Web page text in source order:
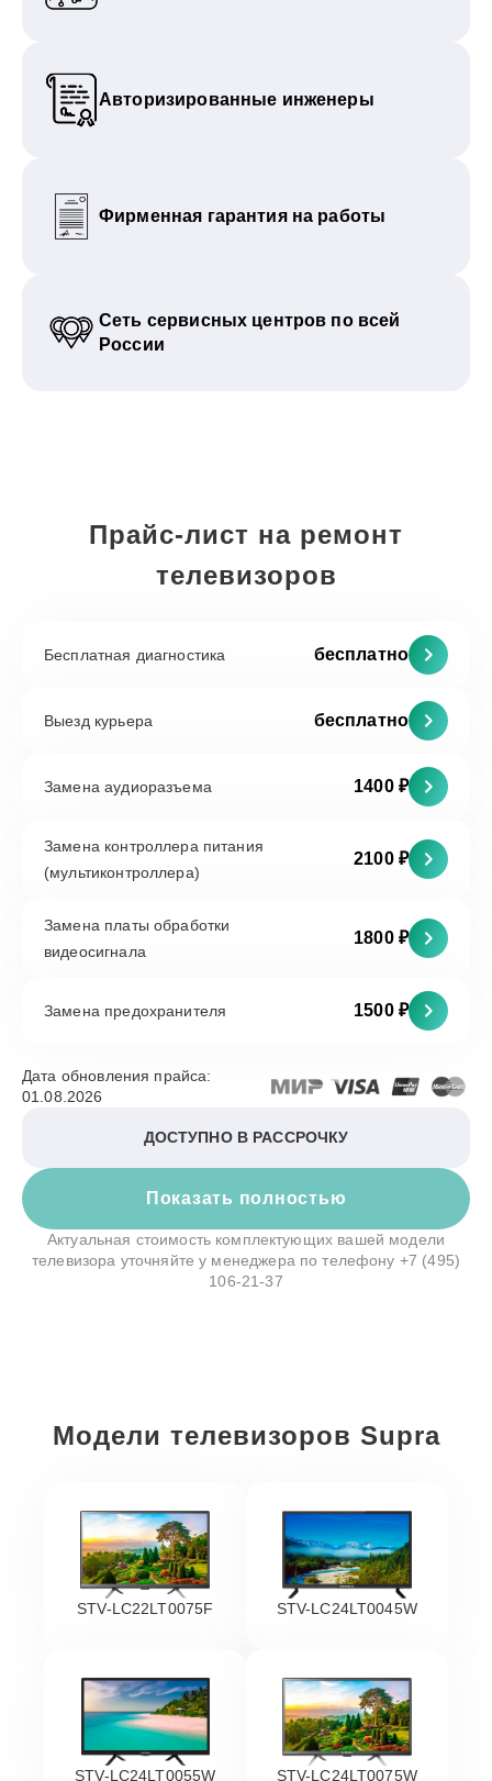
Авторизированные инженеры
Фирменная гарантия на работы
Сеть сервисных центров по всей
России
Прайс-лист на ремонт
телевизоров
Бесплатная диагностика бесплатно
Выезд курьера бесплатно
Замена аудиоразъема 1400 ₽
Замена контроллера питания
(мультиконтроллера)
2100 ₽
Замена платы обработки
видеосигнала
1800 ₽
Замена предохранителя 1500 ₽
Показать полностью
Дата обновления прайса:
01.08.2026
ДОСТУПНО В РАССРОЧКУ
Актуальная стоимость комплектующих вашей модели
телевизора уточняйте у менеджера по телефону +7 (495)
106-21-37
Модели телевизоров Supra
STV-LC22LT0075F STV-LC24LT0045W
STV-LC24LT0055W STV-LC24LT0075W